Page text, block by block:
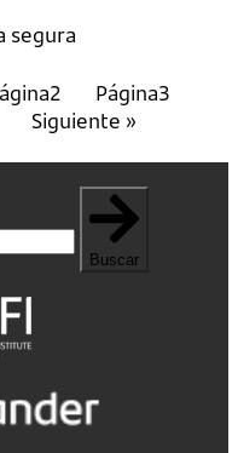
segura
2 Página3
Siguiente »
Buscar